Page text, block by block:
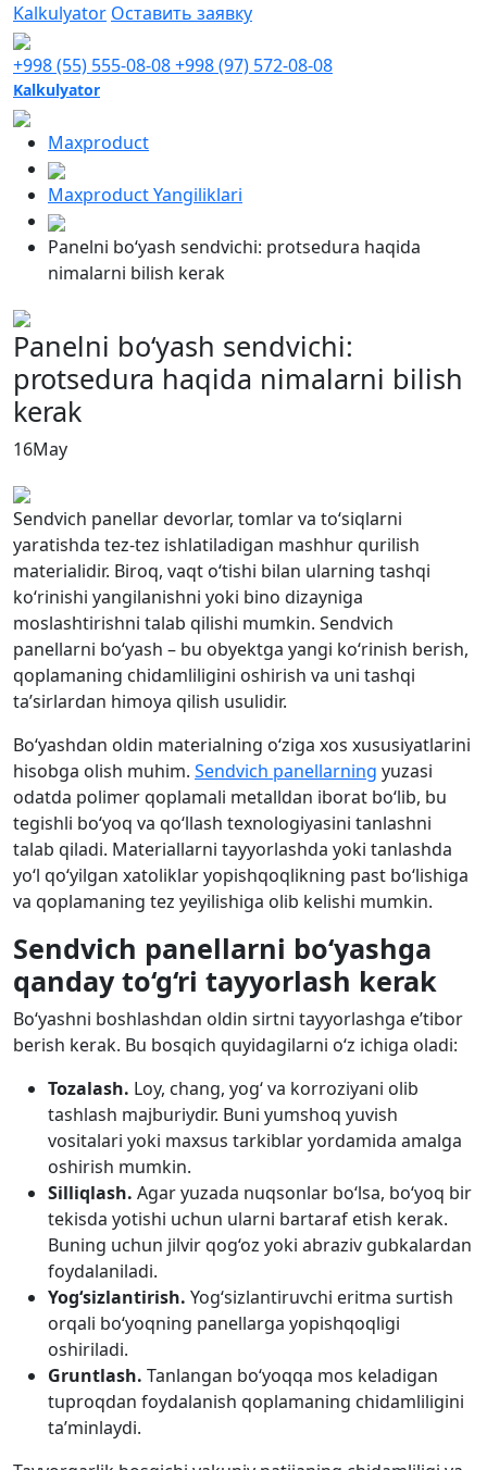
Kalkulyator Оставить заявку
+998 (55) 555-08-08+998 (97) 572-08-08
Kalkulyator
Maxproduct
Maxproduct Yangiliklari
Panelni bo‘yash sendvichi: protsedura haqida
nimalarni bilish kerak
Panelni bo‘yash sendvichi:
protsedura haqida nimalarni bilish
kerak
16May
Sendvich panellar devorlar, tomlar va to‘siqlarni
yaratishda tez-tez ishlatiladigan mashhur qurilish
materialidir. Biroq, vaqt o‘tishi bilan ularning tashqi
ko‘rinishi yangilanishni yoki bino dizayniga
moslashtirishni talab qilishi mumkin. Sendvich
panellarni bo‘yash – bu obyektga yangi ko‘rinish berish,
qoplamaning chidamliligini oshirish va uni tashqi
ta’sirlardan himoya qilish usulidir.
Bo‘yashdan oldin materialning o‘ziga xos xususiyatlarini
hisobga olish muhim. Sendvich panellarning yuzasi
odatda polimer qoplamali metalldan iborat bo‘lib, bu
tegishli bo‘yoq va qo‘llash texnologiyasini tanlashni
talab qiladi. Materiallarni tayyorlashda yoki tanlashda
yo‘l qo‘yilgan xatoliklar yopishqoqlikning past bo‘lishiga
va qoplamaning tez yeyilishiga olib kelishi mumkin.
Sendvich panellarni bo‘yashga
qanday to‘g‘ri tayyorlash kerak
Bo‘yashni boshlashdan oldin sirtni tayyorlashga e’tibor
berish kerak. Bu bosqich quyidagilarni o‘z ichiga oladi:
Tozalash. Loy, chang, yog‘ va korroziyani olib
tashlash majburiydir. Buni yumshoq yuvish
vositalari yoki maxsus tarkiblar yordamida amalga
oshirish mumkin.
Silliqlash. Agar yuzada nuqsonlar bo‘lsa, bo‘yoq bir
tekisda yotishi uchun ularni bartaraf etish kerak.
Buning uchun jilvir qog‘oz yoki abraziv gubkalardan
foydalaniladi.
Yog‘sizlantirish. Yog‘sizlantiruvchi eritma surtish
orqali bo‘yoqning panellarga yopishqoqligi
oshiriladi.
Gruntlash. Tanlangan bo‘yoqqa mos keladigan
tuproqdan foydalanish qoplamaning chidamliligini
ta’minlaydi.